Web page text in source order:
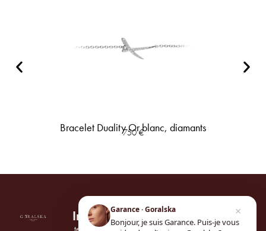
Bracelet Duality Or blanc, diamants
750€
Informations
tel. 01 42 61 25
Univers
Notre maison
Suivez-
×
Garance · Goralska
Bonjour, je suis Garance. Puis-je vous